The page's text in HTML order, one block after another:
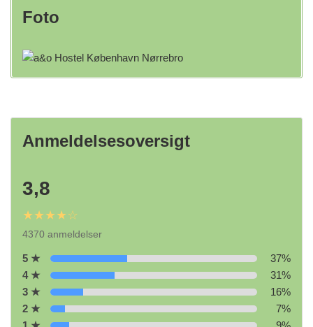
Foto
Anmeldelsesoversigt
3,8
★★★★☆
4370 anmeldelser
5 ★
37%
4 ★
31%
3 ★
16%
2 ★
7%